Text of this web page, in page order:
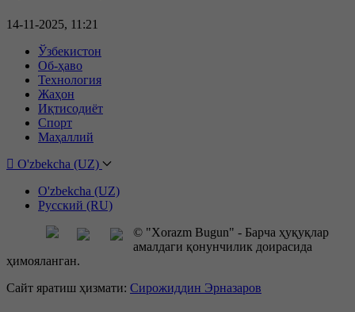
14-11-2025, 11:21
Ўзбекистон
Об-ҳаво
Технология
Жаҳон
Иқтисодиёт
Спорт
Маҳаллий
O'zbekcha (UZ)
O'zbekcha (UZ)
Русский (RU)
© "Xorazm Bugun" - Барча ҳуқуқлар
амалдаги қонунчилик доирасида
ҳимояланган.
Сайт яратиш ҳизмати: Сирожиддин Эрназаров